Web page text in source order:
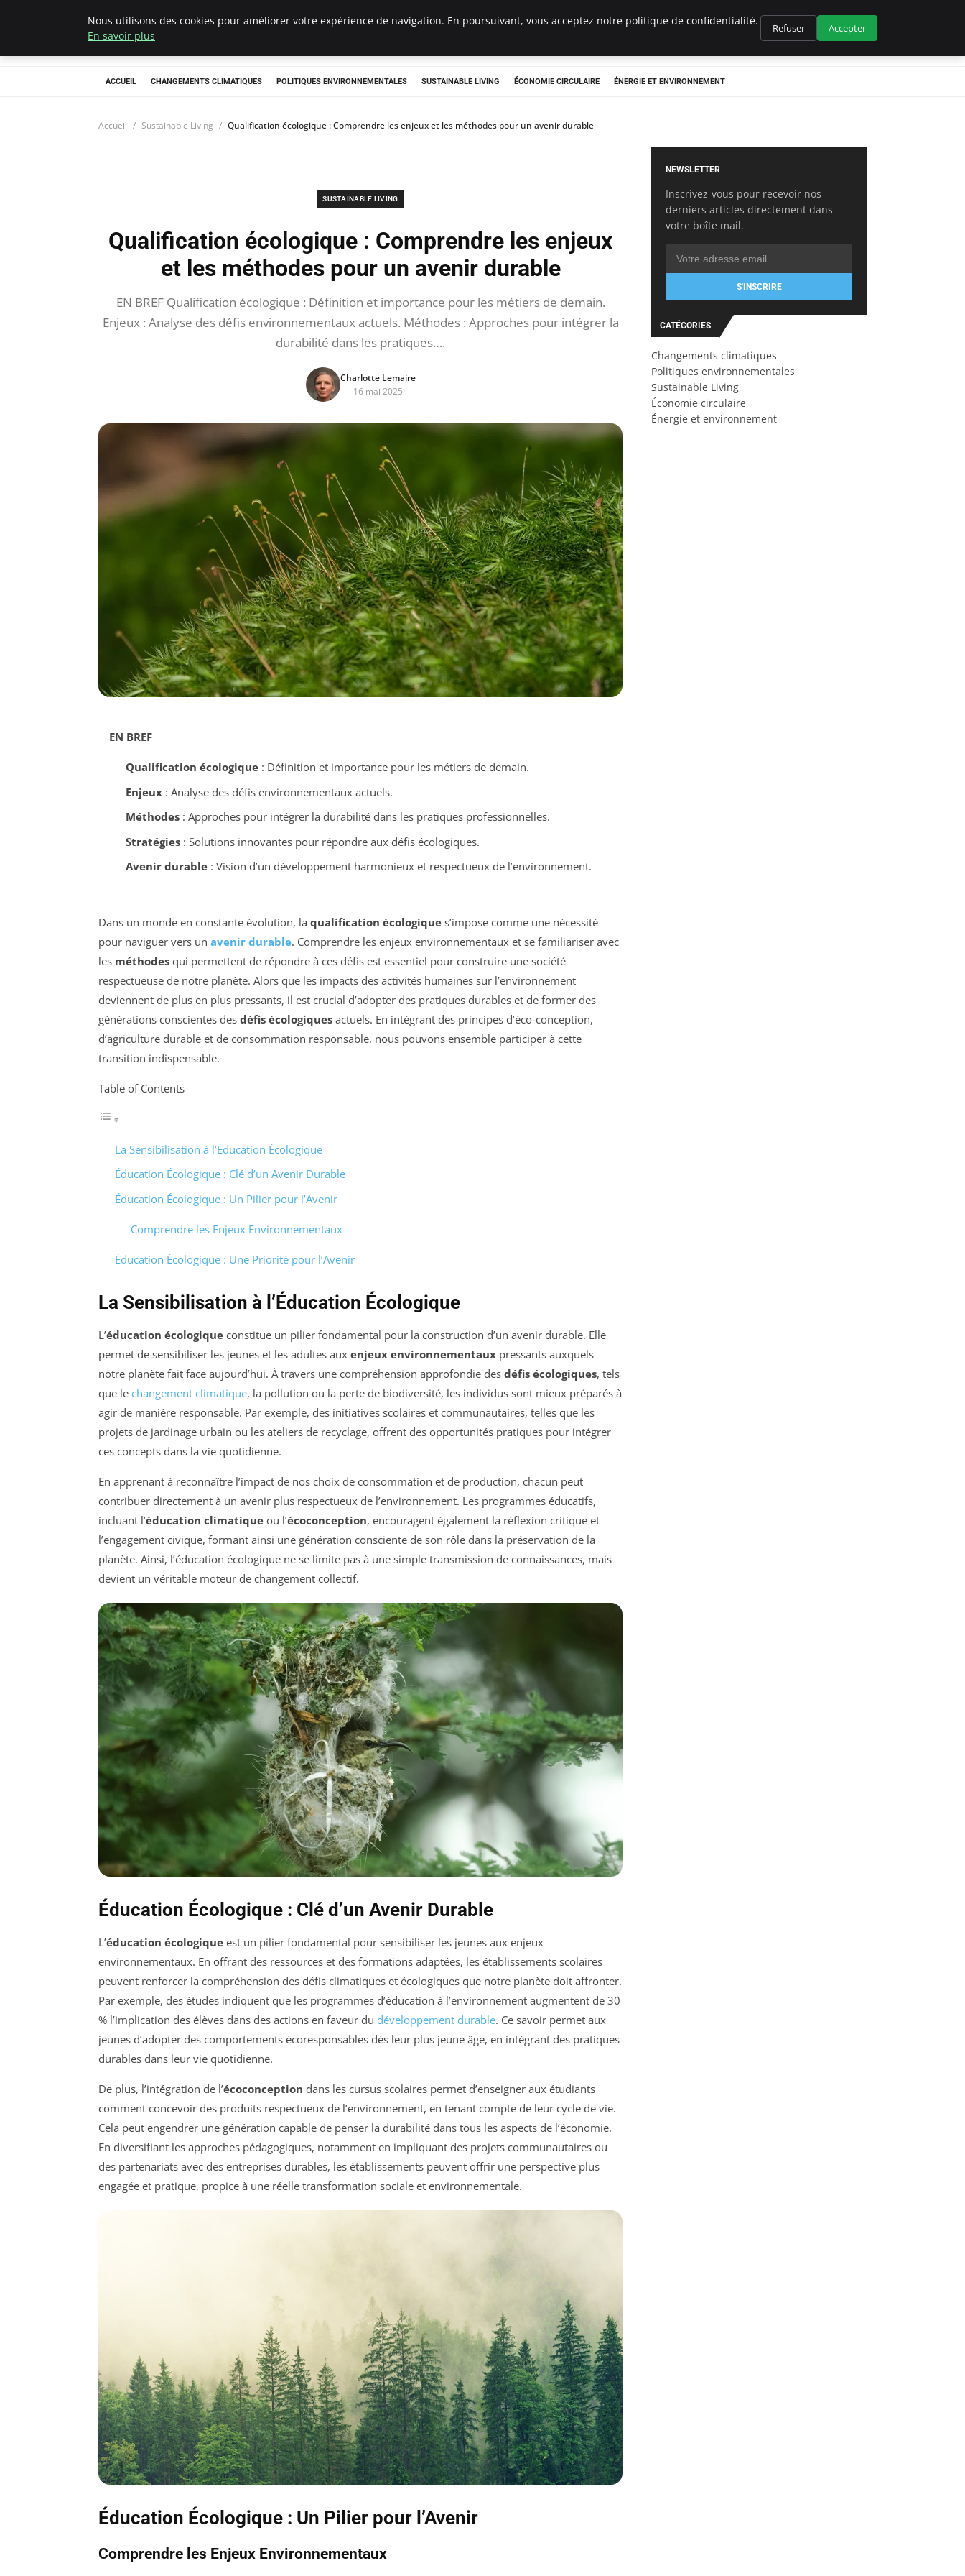
Climategatecountryclub.com
ACCUEIL CHANGEMENTS CLIMATIQUES POLITIQUES ENVIRONNEMENTALES SUSTAINABLE LIVING ÉCONOMIE CIRCULAIRE ÉNERGIE ET ENVIRONNEMENT
Accueil Sustainable Living Qualification écologique : Comprendre les enjeux et les méthodes pour un avenir durable
SUSTAINABLE LIVING
Qualification écologique : Comprendre les enjeux
et les méthodes pour un avenir durable
EN BREF Qualification écologique : Définition et importance pour les métiers de demain.
Enjeux : Analyse des défis environnementaux actuels. Méthodes : Approches pour intégrer la
durabilité dans les pratiques….
Charlotte Lemaire
16 mai 2025
EN BREF
Qualification écologique: Définition et importance pour les métiers de demain.
Enjeux: Analyse des défis environnementaux actuels.
Méthodes: Approches pour intégrer la durabilité dans les pratiques professionnelles.
Stratégies: Solutions innovantes pour répondre aux défis écologiques.
Avenir durable: Vision d’un développement harmonieux et respectueux de l’environnement.
Dans un monde en constante évolution, la qualification écologique s’impose comme une nécessité
pour naviguer vers un avenir durable. Comprendre les enjeux environnementaux et se familiariser avec
les méthodes qui permettent de répondre à ces défis est essentiel pour construire une société
respectueuse de notre planète. Alors que les impacts des activités humaines sur l’environnement
deviennent de plus en plus pressants, il est crucial d’adopter des pratiques durables et de former des
générations conscientes des défis écologiques actuels. En intégrant des principes d’éco-conception,
d’agriculture durable et de consommation responsable, nous pouvons ensemble participer à cette
transition indispensable.
Table of Contents
La Sensibilisation à l’Éducation Écologique
Éducation Écologique : Clé d’un Avenir Durable
Éducation Écologique : Un Pilier pour l’Avenir
Comprendre les Enjeux Environnementaux
Éducation Écologique : Une Priorité pour l’Avenir
La Sensibilisation à l’Éducation Écologique
L’éducation écologique constitue un pilier fondamental pour la construction d’un avenir durable. Elle
permet de sensibiliser les jeunes et les adultes aux enjeux environnementaux pressants auxquels
notre planète fait face aujourd’hui. À travers une compréhension approfondie des défis écologiques, tels
que le changement climatique, la pollution ou la perte de biodiversité, les individus sont mieux préparés à
agir de manière responsable. Par exemple, des initiatives scolaires et communautaires, telles que les
projets de jardinage urbain ou les ateliers de recyclage, offrent des opportunités pratiques pour intégrer
ces concepts dans la vie quotidienne.
En apprenant à reconnaître l’impact de nos choix de consommation et de production, chacun peut
contribuer directement à un avenir plus respectueux de l’environnement. Les programmes éducatifs,
incluant l’éducation climatique ou l’écoconception, encouragent également la réflexion critique et
l’engagement civique, formant ainsi une génération consciente de son rôle dans la préservation de la
planète. Ainsi, l’éducation écologique ne se limite pas à une simple transmission de connaissances, mais
devient un véritable moteur de changement collectif.
Éducation Écologique : Clé d’un Avenir Durable
L’éducation écologique est un pilier fondamental pour sensibiliser les jeunes aux enjeux
environnementaux. En offrant des ressources et des formations adaptées, les établissements scolaires
peuvent renforcer la compréhension des défis climatiques et écologiques que notre planète doit affronter.
Par exemple, des études indiquent que les programmes d’éducation à l’environnement augmentent de 30
% l’implication des élèves dans des actions en faveur du développement durable. Ce savoir permet aux
jeunes d’adopter des comportements écoresponsables dès leur plus jeune âge, en intégrant des pratiques
durables dans leur vie quotidienne.
De plus, l’intégration de l’écoconception dans les cursus scolaires permet d’enseigner aux étudiants
comment concevoir des produits respectueux de l’environnement, en tenant compte de leur cycle de vie.
Cela peut engendrer une génération capable de penser la durabilité dans tous les aspects de l’économie.
En diversifiant les approches pédagogiques, notamment en impliquant des projets communautaires ou
des partenariats avec des entreprises durables, les établissements peuvent offrir une perspective plus
engagée et pratique, propice à une réelle transformation sociale et environnementale.
Éducation Écologique : Un Pilier pour l’Avenir
Comprendre les Enjeux Environnementaux
NEWSLETTER
Inscrivez-vous pour recevoir nos
derniers articles directement dans
votre boîte mail.
S'INSCRIRE
CATÉGORIES
Changements climatiques
Politiques environnementales
Sustainable Living
Économie circulaire
Énergie et environnement
Nous utilisons des cookies pour améliorer votre expérience de navigation. En poursuivant, vous acceptez notre politique de confidentialité.
En savoir plus
Refuser Accepter